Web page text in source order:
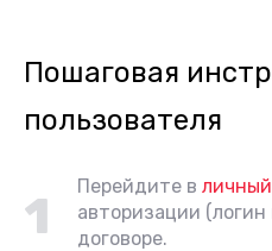
Пошаговая
пользователя
1
Перейдите в
авторизации (логин
договоре.